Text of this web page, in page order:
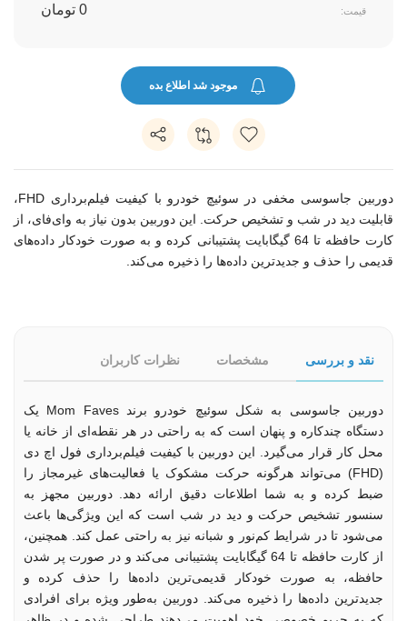
قیمت: 0 تومان
موجود شد اطلاع بده
دوربین جاسوسی مخفی در سوئیچ خودرو با کیفیت فیلم‌برداری FHD،
قابلیت دید در شب و تشخیص حرکت. این دوربین بدون نیاز به وای‌فای، از
کارت حافظه تا 64 گیگابایت پشتیبانی کرده و به صورت خودکار داده‌های
قدیمی را حذف و جدیدترین داده‌ها را ذخیره می‌کند.
نقد و بررسی مشخصات نظرات کاربران
دوربین جاسوسی به شکل سوئیچ خودرو برند Mom Faves یک
دستگاه چندکاره و پنهان است که به راحتی در هر نقطه‌ای از خانه یا
محل کار قرار می‌گیرد. این دوربین با کیفیت فیلم‌برداری فول اچ دی
(FHD) می‌تواند هرگونه حرکت مشکوک یا فعالیت‌های غیرمجاز را
ضبط کرده و به شما اطلاعات دقیق ارائه دهد. دوربین مجهز به
سنسور تشخیص حرکت و دید در شب است که این ویژگی‌ها باعث
می‌شود تا در شرایط کم‌نور و شبانه نیز به راحتی عمل کند. همچنین،
از کارت حافظه تا 64 گیگابایت پشتیبانی می‌کند و در صورت پر شدن
حافظه، به صورت خودکار قدیمی‌ترین داده‌ها را حذف کرده و
جدیدترین داده‌ها را ذخیره می‌کند. دوربین به‌طور ویژه برای افرادی